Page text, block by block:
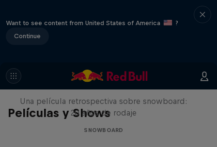
Want to see content from United States of America
?
Continue
Películas y Shows
Under Black Flag
Una película retrospectiva sobre snowboard:
20 años de rodaje
SNOWBOARD